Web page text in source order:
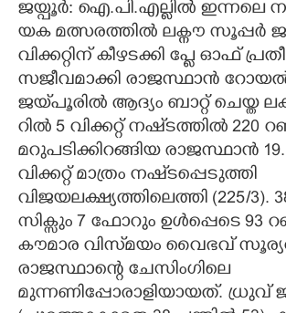
CARTOONS
LITERATURE
ZOOM
CONTACT US
ജ​യ്പൂ​ർ​:​ ​ഐ.​പി.​എ​ല്ലി​ൽ​ ​ഇ​ന്ന​ലെ​
യ​ക​ ​മ​ത്സ​ര​ത്തി​ൽ​ ​ല​ക്നൗ​ ​സൂ​പ്പ​ർ​
വിക്കറ്റിന് കീഴടക്കി പ്ലേ ഓഫ്
സജീവമാക്കി രാജസ്ഥാൻ
ജയ്‌പൂരിൽ ​ആ​ദ്യം​ ​ബാ​റ്റ് ​ചെ​യ്ത​
റി​ൽ​ 5​ ​വി​ക്ക​റ്റ് ​ന​ഷ്‌​ട​ത്തി​ൽ​
​മ​റു​പ​ടി​ക്കി​റ​ങ്ങി​യ​ ​രാ​ജ​സ്ഥാ​ൻ​
വിക്കറ്റ് മാത്രം നഷ്‌ടപ്പെടുത്തി
വിജയലക്ഷ്യത്തിലെത്തി (225/3).
സിക്സും 7 ഫോറും ഉൾപ്പെടെ 93
കൗമാര വിസ്‌മയം വൈഭവ്
രാജസ്ഥാന്റെ ചേസിംഗിലെ
മുന്നണിപ്പോരാളിയായത്. ധ്രുവ്